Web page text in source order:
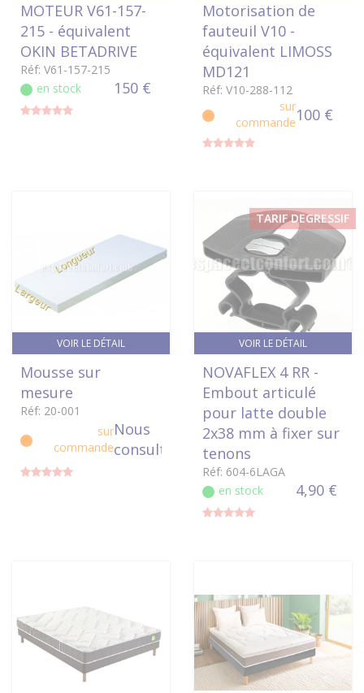
MOTEUR V61-157-
215 - équivalent
OKIN BETADRIVE
Réf: V61-157-215
en stock
150 €
Motorisation de
fauteuil V10 -
équivalent LIMOSS
MD121
Réf: V10-288-112
sur
commande100 €
VOIR LE DÉTAIL
Mousse sur
mesure
Réf: 20-001
sur
commande
Nous
consulter
VOIR LE DÉTAIL
TARIF DEGRESSIF
NOVAFLEX 4 RR -
Embout articulé
pour latte double
2x38 mm à fixer sur
tenons
Réf: 604-6LAGA
en stock
4,90 €